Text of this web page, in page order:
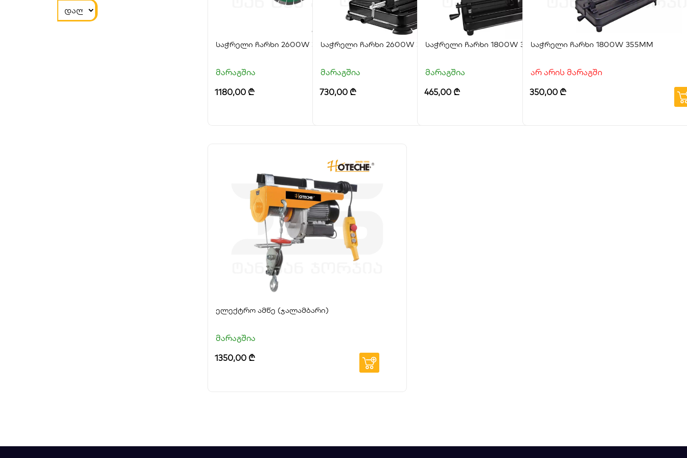
საჭრელი ჩარხი 2600W 355MM
მარაგშია
1180,00 ₾
საჭრელი ჩარხი 2600W 355MM
მარაგშია
730,00 ₾
საჭრელი ჩარხი 1800W 355MM
მარაგშია
465,00 ₾
საჭრელი ჩარხი 1800W 355MM
არ არის მარაგში
350,00 ₾
ელექტრო ამწე (ჯალამბარი)
მარაგშია
1350,00 ₾